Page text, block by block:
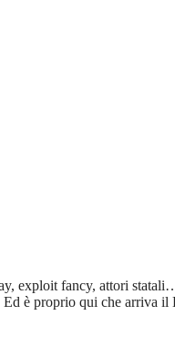
exploit fancy, attori
è proprio qui che arriva il